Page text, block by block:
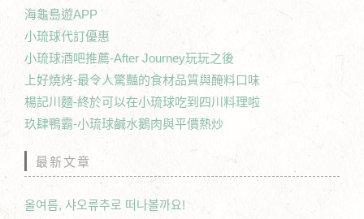
海龜島遊APP
小琉球代訂優惠
小琉球酒吧推薦-After Journey玩玩之後
上好燒烤-最令人驚豔的食材品質與醃料口味
楊記川麵-終於可以在小琉球吃到四川料理啦
玖肆鴨霸-小琉球鹹水鵝肉與平價熱炒
最新文章
올여름, 샤오류추로 떠나볼까요!